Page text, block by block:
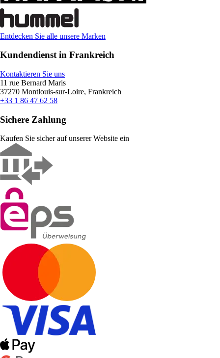
Entdecken Sie alle unsere Marken
Kundendienst in Frankreich
Kontaktieren Sie uns
11 rue Bernard Maris
37270 Montlouis-sur-Loire, Frankreich
+33 1 86 47 62 58
Sichere Zahlung
Kaufen Sie sicher auf unserer Website ein